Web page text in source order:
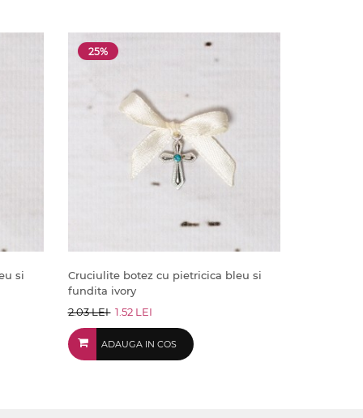
si
25%
Cruciulite botez cu pietricica bleu si
fundita ivory
2.03 LEI 1.52 LEI
ADAUGA IN COS